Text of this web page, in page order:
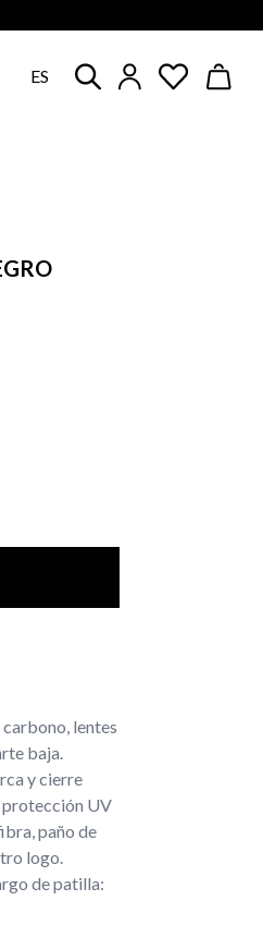
ES
lentes
baja.
y cierre
protección UV
paño de
logo.
de patilla: